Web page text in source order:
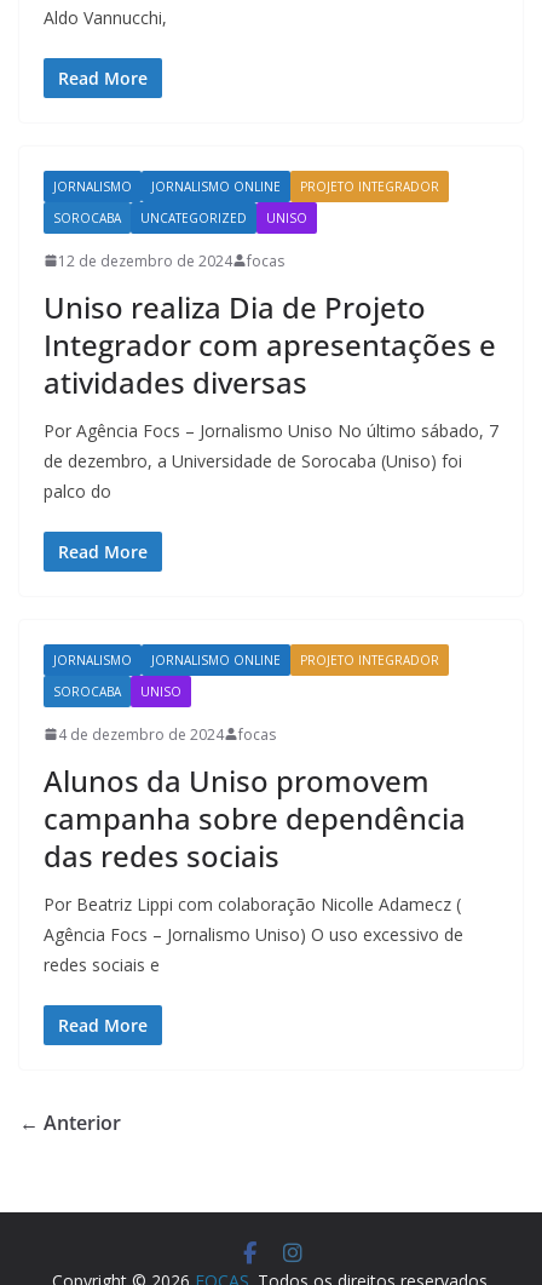
Aldo Vannucchi,
Read More
JORNALISMO JORNALISMO ONLINE
PROJETO INTEGRADOR
SOROCABA
UNCATEGORIZED UNISO
12 de dezembro de 2024 focas
Uniso realiza Dia de Projeto
Integrador com apresentações e
atividades diversas
Por Agência Focs – Jornalismo Uniso No último sábado, 7
de dezembro, a Universidade de Sorocaba (Uniso) foi
palco do
Read More
JORNALISMO JORNALISMO ONLINE
PROJETO INTEGRADOR
SOROCABA
UNISO
4 de dezembro de 2024 focas
Alunos da Uniso promovem
campanha sobre dependência
das redes sociais
Por Beatriz Lippi com colaboração Nicolle Adamecz (
Agência Focs – Jornalismo Uniso) O uso excessivo de
redes sociais e
Read More
← Anterior